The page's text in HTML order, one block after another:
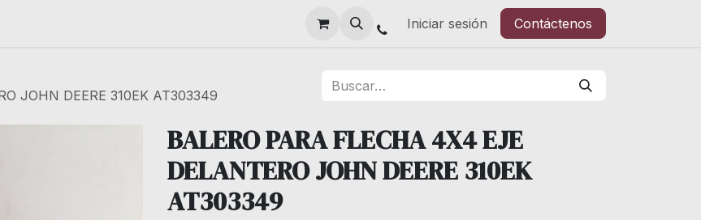
Iniciar sesión Contáctenos
JOHN DEERE 310EK AT303349
BALERO PARA FLECHA 4X4 EJE
DELANTERO JOHN DEERE 310EK
AT303349